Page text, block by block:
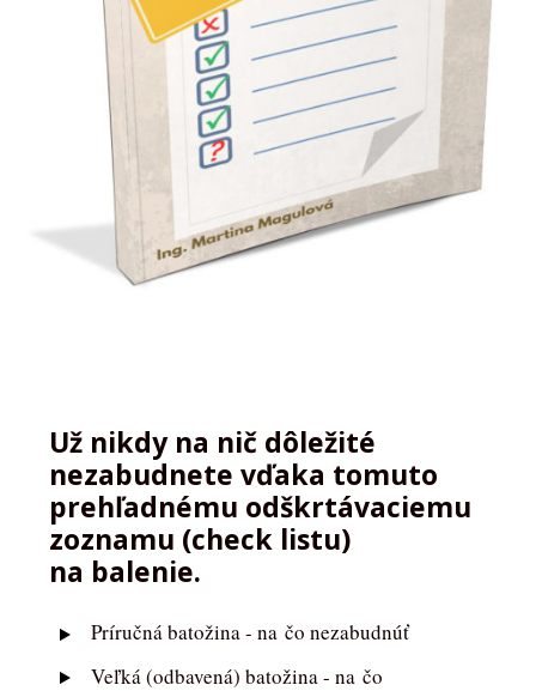
Už nikdy na nič dôležité
nezabudnete vďaka tomuto
prehľadnému odškrtávaciemu
zoznamu (check listu)
na balenie.
Príručná batožina - na čo nezabudnúť
Veľká (odbavená) batožina - na čo